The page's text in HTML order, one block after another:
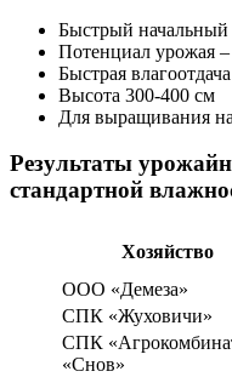
Быстрый начальный
Потенциал урожая
Быстрая влагоотдача
Высота 300-400 см
Для выращивания
Результаты
стандартной
Хозяйство
ООО «Демеза»
СПК «Жуховичи»
СПК
«Снов»